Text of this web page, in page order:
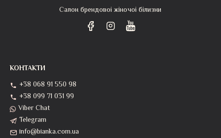
Салон брендовоі жіночоі білизни
КОНТАКТИ
+38 068 91 550 98
+38 099 71 031 99
Viber Chat
Telegram
info@bianka.com.ua